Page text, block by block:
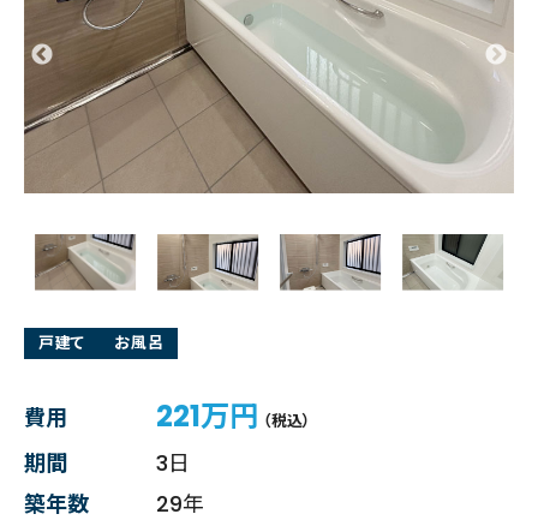
戸建て お風呂
費用 221万円 （税込）
期間
3日
築年数
29年